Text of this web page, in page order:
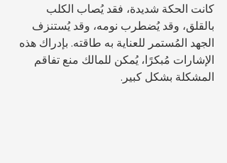
كانت الحكة شديدة، فقد يُصاب الكلب
بالقلق، وقد يُضطرب نومه، وقد يُستنزف
الجهد المُستمر للعناية به طاقته. بإدراك هذه
الإشارات مُبكرًا، يُمكن للمالك منع تفاقم
المشكلة بشكل كبير.